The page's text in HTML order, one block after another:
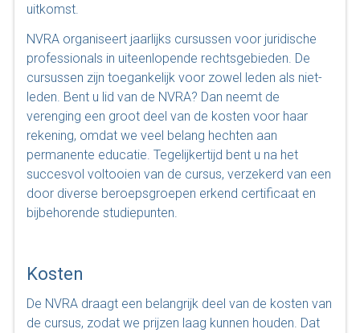
uitkomst.
NVRA organiseert jaarlijks cursussen voor juridische
professionals in uiteenlopende rechtsgebieden. De
cursussen zijn toegankelijk voor zowel leden als niet-
leden. Bent u lid van de NVRA? Dan neemt de
verenging een groot deel van de kosten voor haar
rekening, omdat we veel belang hechten aan
permanente educatie. Tegelijkertijd bent u na het
succesvol voltooien van de cursus, verzekerd van een
door diverse beroepsgroepen erkend certificaat en
bijbehorende studiepunten.
Kosten
De NVRA draagt een belangrijk deel van de kosten van
de cursus, zodat we prijzen laag kunnen houden. Dat